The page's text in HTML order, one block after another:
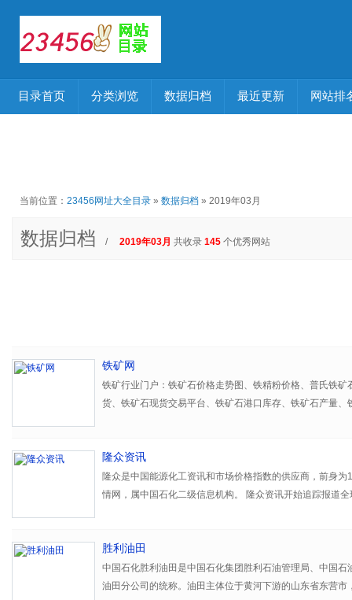
目录首页 分类浏览 数据归档 最近更新 网站排
当前位置： 23456网址大全目录 » 数据归档 » 2019年03月
数据归档 / 2019年03月 共收录 145 个优秀网站
铁矿网
铁矿行业门户：铁矿石价格走势图、铁精粉价格、普氏铁矿
货、铁矿石现货交易平台、铁矿石港口库存、铁矿石产量、
隆众资讯
隆众是中国能源化工资讯和市场价格指数的供应商，前身
情网，属中国石化二级信息机构。 隆众资讯开始追踪报道
胜利油田
中国石化胜利油田是中国石化集团胜利石油管理局、中国石
油田分公司的统称。油田主体位于黄河下游的山东省东营市